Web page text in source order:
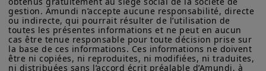
Banque d'Angleterre.
gestion. Amundi n’accepte aucune responsabilité, directe
ou indirecte, qui pourrait résulter de l’utilisation de
toutes les présentes informations et ne peut en aucun
cas être tenue responsable pour toute décision prise sur
la base de ces informations. Ces informations ne doivent
être ni copiées, ni reproduites, ni modifiées, ni traduites,
ni distribuées sans l’accord écrit préalable d’Amundi, à